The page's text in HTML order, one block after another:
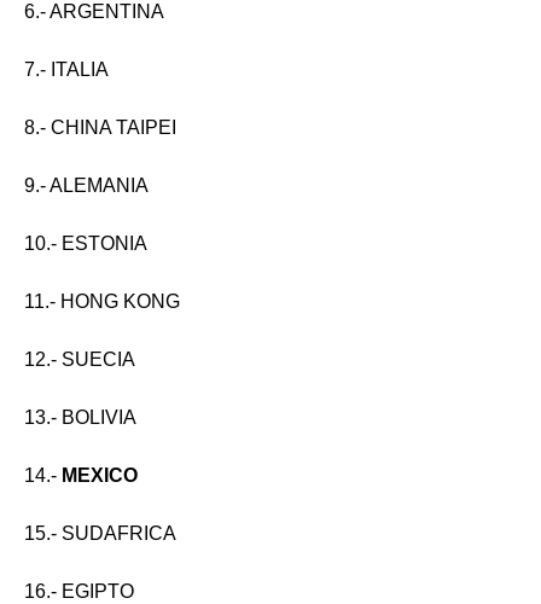
6.- ARGENTINA
7.- ITALIA
8.- CHINA TAIPEI
9.- ALEMANIA
10.- ESTONIA
11.- HONG KONG
12.- SUECIA
13.- BOLIVIA
14.- MEXICO
15.- SUDAFRICA
16.- EGIPTO